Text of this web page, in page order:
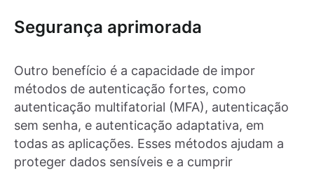
Segurança aprimorada
Outro benefício é a capacidade de impor
métodos de autenticação fortes, como
autenticação multifatorial (MFA), autenticação
sem senha, e autenticação adaptativa, em
todas as aplicações. Esses métodos ajudam a
proteger dados sensíveis e a cumprir